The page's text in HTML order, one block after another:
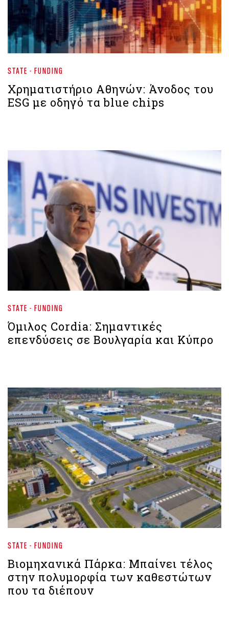
STATE - FUNDING
Χρηματιστήριο Aθηνών: Άνοδος του
ESG με οδηγό τα blue chips
STATE - FUNDING
Όμιλος Cordia: Σημαντικές
επενδύσεις σε Βουλγαρία και Κύπρο
STATE - FUNDING
Βιομηχανικά Πάρκα: Μπαίνει τέλος
στην πολυμορφία των καθεστώτων
που τα διέπουν